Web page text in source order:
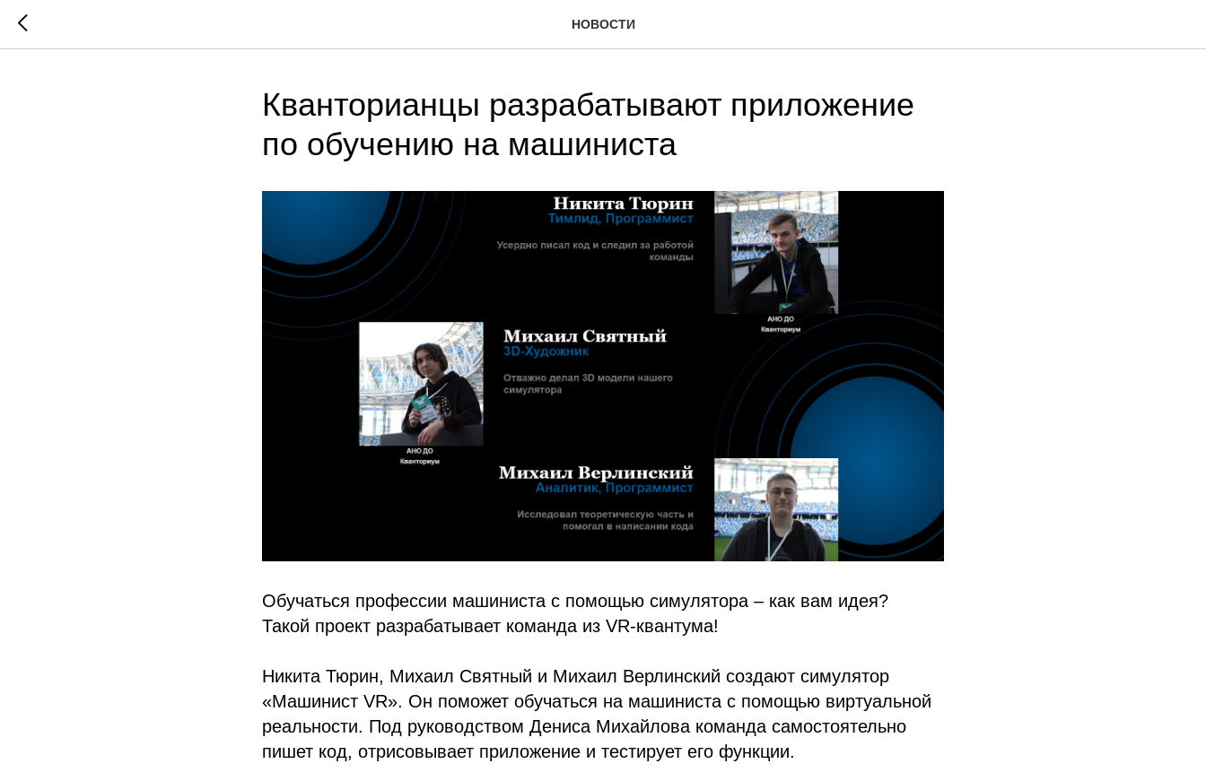
НОВОСТИ
Кванторианцы разрабатывают приложение
по обучению на машиниста
Обучаться профессии машиниста с помощью симулятора – как вам идея?
Такой проект разрабатывает команда из VR-квантума!
Никита Тюрин, Михаил Святный и Михаил Верлинский создают симулятор
«Машинист VR». Он поможет обучаться на машиниста с помощью виртуальной
реальности. Под руководством Дениса Михайлова команда самостоятельно
пишет код, отрисовывает приложение и тестирует его функции.